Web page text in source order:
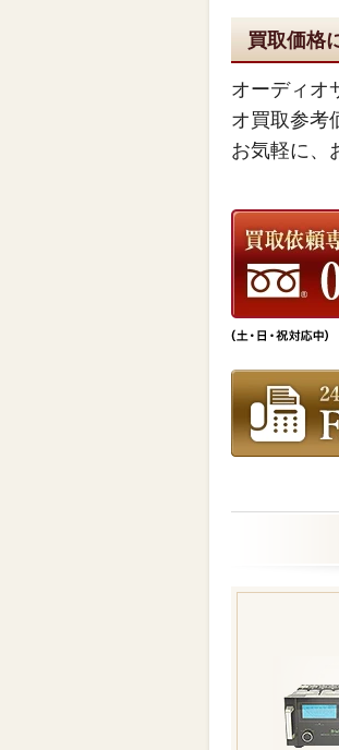
買取価格
オーディオ
オ買取参考
お気軽に、